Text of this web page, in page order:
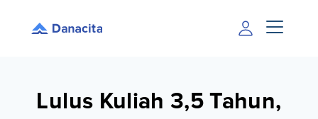
Lulus Kuliah 3,5 Tahun,